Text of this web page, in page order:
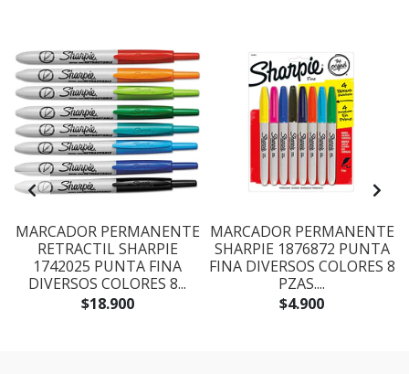
MARCADOR PERMANENTE
RETRACTIL SHARPIE
1742025 PUNTA FINA
DIVERSOS COLORES 8...
$18.900
MARCADOR PERMANENTE
SHARPIE 1876872 PUNTA
FINA DIVERSOS COLORES 8
PZAS....
$4.900